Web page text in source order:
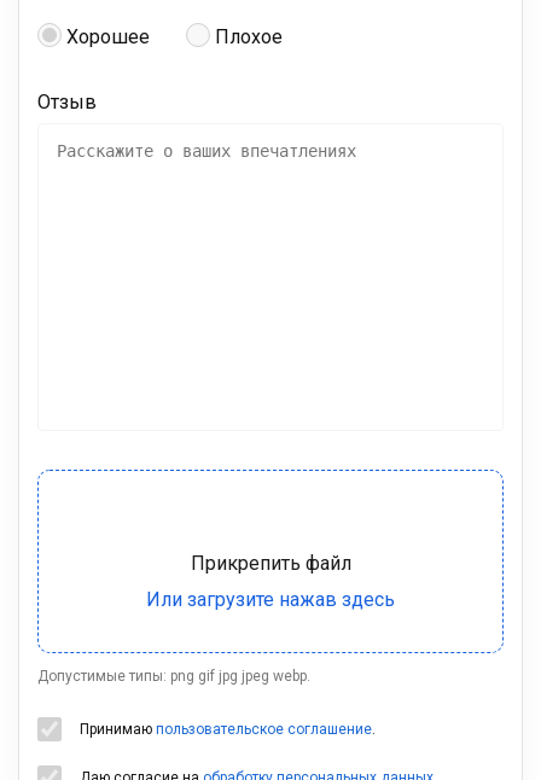
Хорошее Плохое
Отзыв
Допустимые типы: png gif jpg jpeg webp.
Принимаю пользовательское соглашение.